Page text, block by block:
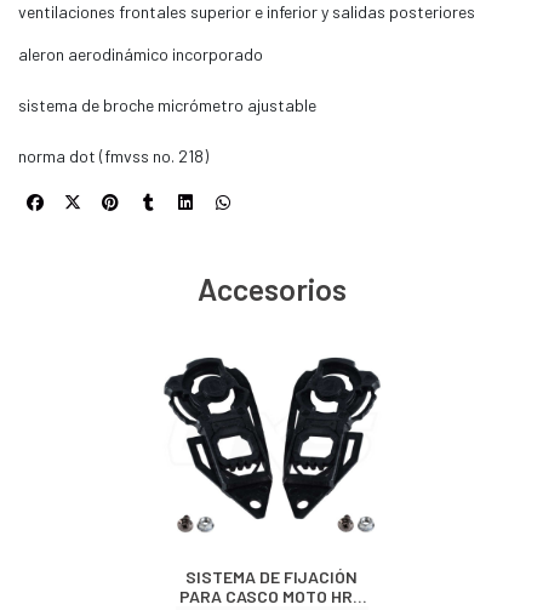
ventilaciones frontales superior e inferior y salidas posteriores
aleron aerodinámico incorporado
sistema de broche micrómetro ajustable
norma dot (fmvss no. 218)
Accesorios
SISTEMA DE FIJACIÓN
PARA CASCO MOTO HRO